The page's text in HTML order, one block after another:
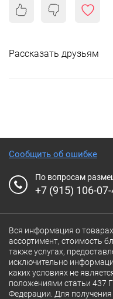
Рассказать друзьям
Сообщить об ошибке
По вопросам
+7 (915) 106-07-
Вся информация о
ассортимент, стоимость
также услугах,
исключительно
каких условиях не
положениями статьи 437
Федерации. Для